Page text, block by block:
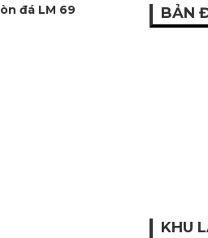
đá LM 69 BẢN
KHU